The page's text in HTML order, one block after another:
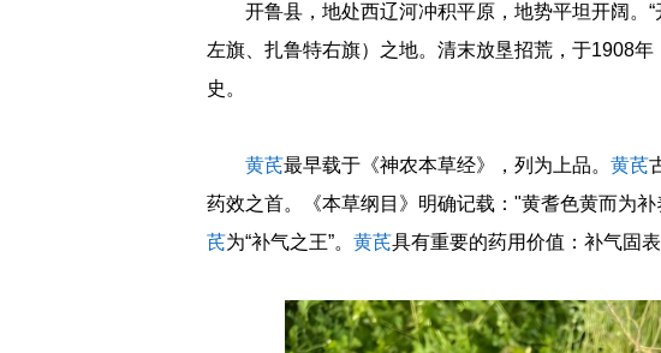
开鲁县，地处西辽河冲积平原，地势平坦开阔。
左旗、扎鲁特右旗）之地。清末放垦招荒，于1908
史。
黄芪最早载于《神农本草经》，列为上品。 黄芪
药效之首。《本草纲目》明确记载："黄耆色黄而为
芪为“补气之王”。 黄芪具有重要的药用价值：补气固